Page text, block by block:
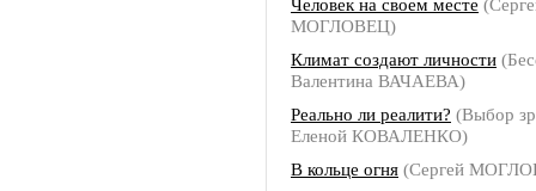
Человек на своем месте
МОГЛОВЕЦ)
Климат создают личности
Валентина ВАЧАЕВА)
Реально ли реалити? (Выбор
Еленой КОВАЛЕНКО)
В кольце огня (Сергей